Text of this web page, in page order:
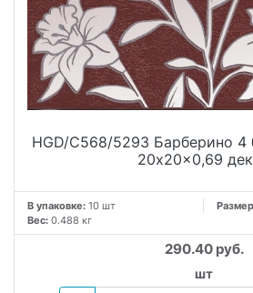
HGD/C568/5293 Барберино 4
20x20x0,69
В упаковке: 10 шт
Вес: 0.488 кг
290.40 руб.
шт